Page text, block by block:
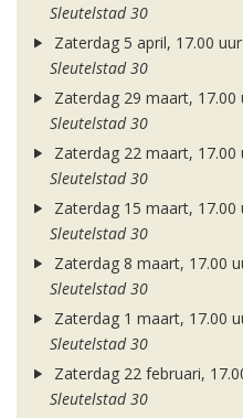
Sleutelstad 30
Zaterdag 5 april, 17.00 uur
Sleutelstad 30
Zaterdag 29 maart, 17.00
Sleutelstad 30
Zaterdag 22 maart, 17.00
Sleutelstad 30
Zaterdag 15 maart, 17.00
Sleutelstad 30
Zaterdag 8 maart, 17.00
Sleutelstad 30
Zaterdag 1 maart, 17.00
Sleutelstad 30
Zaterdag 22 februari,
Sleutelstad 30